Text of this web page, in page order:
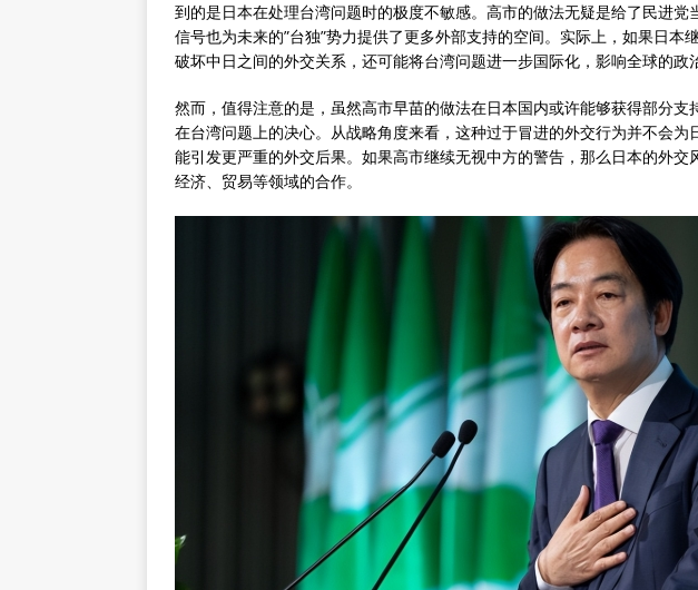
到的是日本在处理台湾问题时的极度不敏感。高市的做法无疑是给了民进
信号也为未来的”台独”势力提供了更多外部支持的空间。实际上，如果日本
破坏中日之间的外交关系，还可能将台湾问题进一步国际化，影响全球的政
然而，值得注意的是，虽然高市早苗的做法在日本国内或许能够获得部分
在台湾问题上的决心。从战略角度来看，这种过于冒进的外交行为并不会
能引发更严重的外交后果。如果高市继续无视中方的警告，那么日本的外交
经济、贸易等领域的合作。